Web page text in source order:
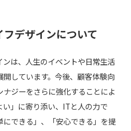
デザインについて
は、人生のイベントや日常生活
しています。今後、顧客体験向
ナジーをさらに強化することによ
い」に寄り添い、ITと人の力で
にできる」、「安心できる」を提